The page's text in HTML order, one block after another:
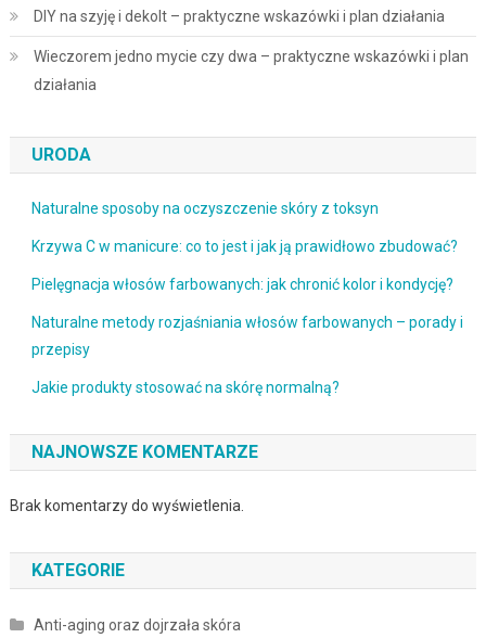
DIY na szyję i dekolt – praktyczne wskazówki i plan działania
Wieczorem jedno mycie czy dwa – praktyczne wskazówki i plan
działania
URODA
Naturalne sposoby na oczyszczenie skóry z toksyn
Krzywa C w manicure: co to jest i jak ją prawidłowo zbudować?
Pielęgnacja włosów farbowanych: jak chronić kolor i kondycję?
Naturalne metody rozjaśniania włosów farbowanych – porady i
przepisy
Jakie produkty stosować na skórę normalną?
NAJNOWSZE KOMENTARZE
Brak komentarzy do wyświetlenia.
KATEGORIE
Anti-aging oraz dojrzała skóra